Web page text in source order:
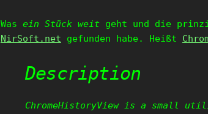
Was ein Stück weitgeht und die
NirSoft.net gefunden habe. Heißt
Description
ChromeHistoryView is a small